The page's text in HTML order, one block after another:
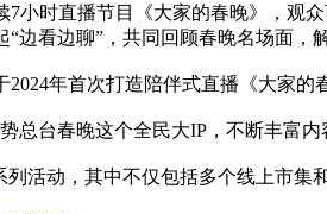
时直播节目《大家的春晚》，观
看边聊”，共同回顾春晚名场面，
年首次打造陪伴式直播《大家的
台春晚这个全民大IP，不断丰富
动，其中不仅包括多个线上市集